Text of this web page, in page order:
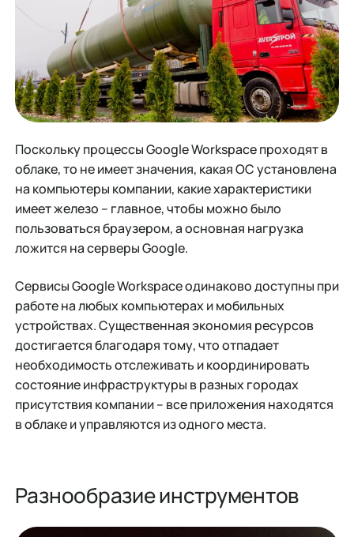
Поскольку процессы Google Workspace проходят в
облаке, то не имеет значения, какая ОС установлена
на компьютеры компании, какие характеристики
имеет железо – главное, чтобы можно было
пользоваться браузером, а основная нагрузка
ложится на серверы Google.
Сервисы Google Workspace одинаково доступны при
работе на любых компьютерах и мобильных
устройствах. Существенная экономия ресурсов
достигается благодаря тому, что отпадает
необходимость отслеживать и координировать
состояние инфраструктуры в разных городах
присутствия компании – все приложения находятся
в облаке и управляются из одного места.
Разнообразие инструментов